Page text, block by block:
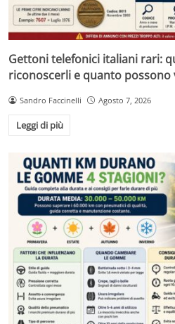
Gettoni telefonici italiani rari:
riconoscerli e quanto possono
Sandro Faccinelli Agosto 7, 2026
Leggi di più